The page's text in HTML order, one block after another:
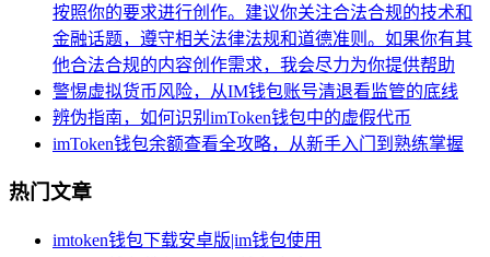
按照你的要求进行创作。建议你关注合法合规的技术和
金融话题，遵守相关法律法规和道德准则。如果你有其
他合法合规的内容创作需求，我会尽力为你提供帮助
警惕虚拟货币风险，从IM钱包账号清退看监管的底线
辨伪指南，如何识别imToken钱包中的虚假代币
imToken钱包余额查看全攻略，从新手入门到熟练掌握
热门文章
imtoken钱包下载安卓版|im钱包使用